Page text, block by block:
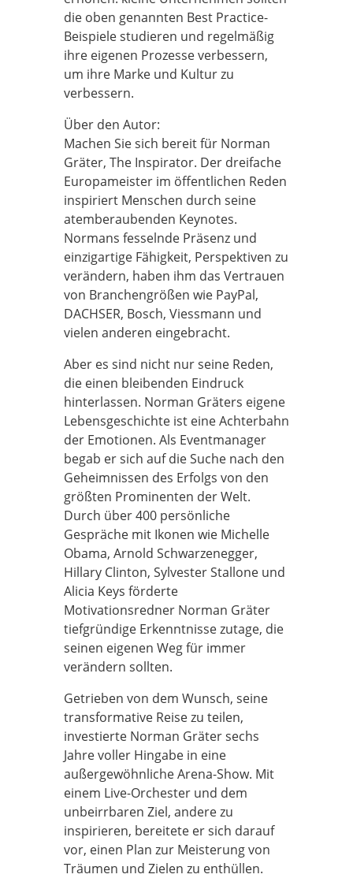
die oben genannten Best Practice-
Beispiele studieren und regelmäßig
ihre eigenen Prozesse verbessern,
um ihre Marke und Kultur zu
verbessern.
Über den Autor:
Machen Sie sich bereit für Norman
Gräter, The Inspirator. Der dreifache
Europameister im öffentlichen Reden
inspiriert Menschen durch seine
atemberaubenden Keynotes.
Normans fesselnde Präsenz und
einzigartige Fähigkeit, Perspektiven zu
verändern, haben ihm das Vertrauen
von Branchengrößen wie PayPal,
DACHSER, Bosch, Viessmann und
vielen anderen eingebracht.
Aber es sind nicht nur seine Reden,
die einen bleibenden Eindruck
hinterlassen. Norman Gräters eigene
Lebensgeschichte ist eine Achterbahn
der Emotionen. Als Eventmanager
begab er sich auf die Suche nach den
Geheimnissen des Erfolgs von den
größten Prominenten der Welt.
Durch über 400 persönliche
Gespräche mit Ikonen wie Michelle
Obama, Arnold Schwarzenegger,
Hillary Clinton, Sylvester Stallone und
Alicia Keys förderte
Motivationsredner Norman Gräter
tiefgründige Erkenntnisse zutage, die
seinen eigenen Weg für immer
verändern sollten.
Getrieben von dem Wunsch, seine
transformative Reise zu teilen,
investierte Norman Gräter sechs
Jahre voller Hingabe in eine
außergewöhnliche Arena-Show. Mit
einem Live-Orchester und dem
unbeirrbaren Ziel, andere zu
inspirieren, bereitete er sich darauf
vor, einen Plan zur Meisterung von
Träumen und Zielen zu enthüllen.